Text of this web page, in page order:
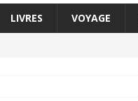
LIVRES VOYAGE